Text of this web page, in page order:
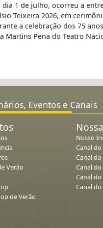
dia 1 de julho, ocorreu a
Teixeira 2026, em
a celebração dos 75 anos
Martins Pena do Teatro
Eventos e Canais
Verão
de Verão
Nosso
Canal do
Canal
Canal do
Canal do
Canal do